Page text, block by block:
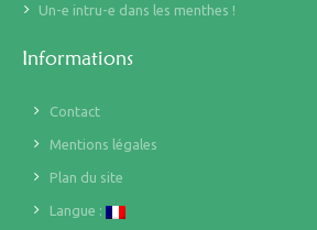
Un-e intru-e dans les menthes !
Informations
Contact
Mentions légales
Plan du site
Langue :